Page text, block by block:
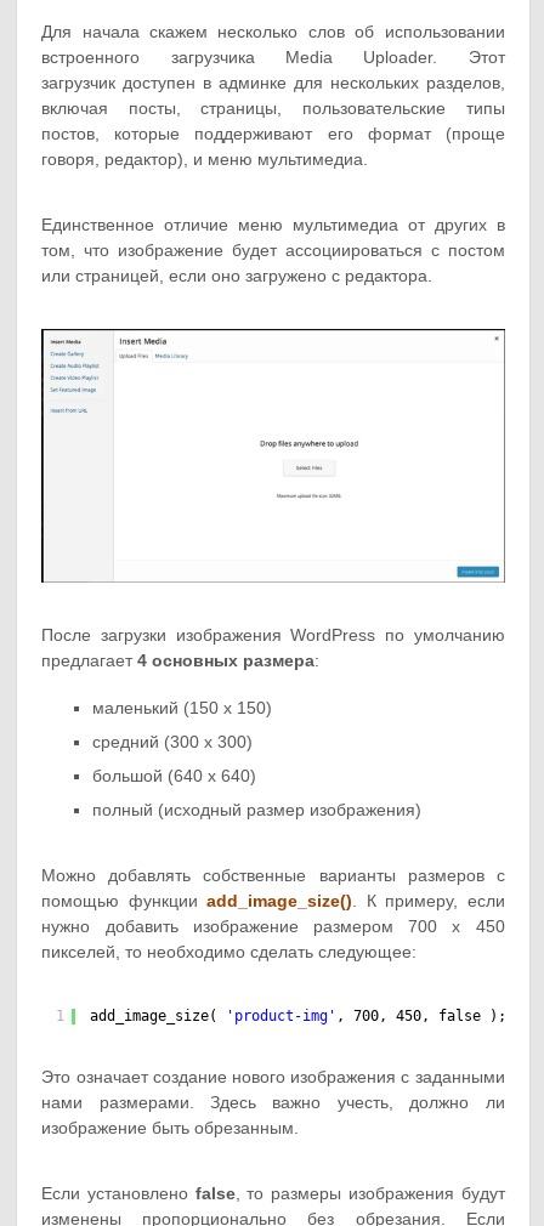
Для начала скажем несколько слов об использовании
встроенного загрузчика Media Uploader. Этот
загрузчик доступен в админке для нескольких разделов,
включая посты, страницы, пользовательские типы
постов, которые поддерживают его формат (проще
говоря, редактор), и меню мультимедиа.
Единственное отличие меню мультимедиа от других в
том, что изображение будет ассоциироваться с постом
или страницей, если оно загружено с редактора.
После загрузки изображения WordPress по умолчанию
предлагает4 основных размера:
маленький (150 x 150)
средний (300 x 300)
большой (640 x 640)
полный (исходный размер изображения)
Можно добавлять собственные варианты размеров с
помощью функцииadd_image_size() . К примеру, если
нужно добавить изображение размером 700 х 450
пикселей, то необходимо сделать следующее:
1 add_image_size( 'product-img' , 700, 450, false );
Это означает создание нового изображения с заданными
нами размерами. Здесь важно учесть, должно ли
изображение быть обрезанным.
Если установлено false, то размеры изображения будут
изменены пропорционально без обрезания. Если